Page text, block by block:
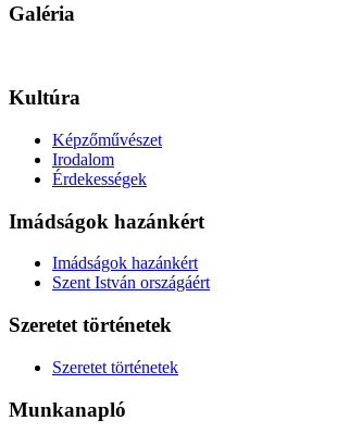
Galéria
Kultúra
Képzőművészet
Irodalom
Érdekességek
Imádságok hazánkért
Imádságok hazánkért
Szent István országáért
Szeretet történetek
Szeretet történetek
Munkanapló